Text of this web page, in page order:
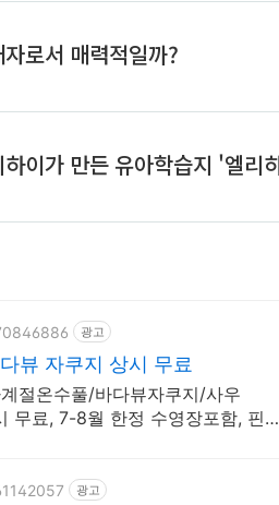
광고
뷰 자쿠지 상시 무료
절온수풀/바다뷰자쿠지/사우
무료, 7-8월 한정 수영장포함, 핀란
광고